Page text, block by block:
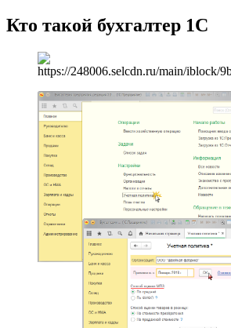
Кто такой бухгалтер 1С